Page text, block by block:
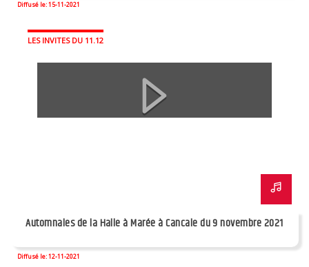
Diffusé le: 15-11-2021
LES INVITES DU 11.12
Automnales de la Halle à Marée à Cancale du 9 novembre 2021
Diffusé le: 12-11-2021